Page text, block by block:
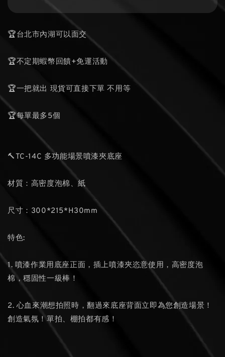
🏆台北市內湖可以面交
🏆不定期蝦幣回饋+免運活動
🏆一把就出 現貨可直接下單 不用等
🏆每單最多5個
🔨TC-14C 多功能場景噴漆夾底座
材質：高密度泡棉、紙
尺寸：300*215*H30mm
特色:
1. 噴漆作業用底座正面，插上噴漆夾恣意使用，高密度泡
棉，穩固性一級棒！
2. 心血來潮想拍照時，翻過來底座背面立即為您創造場景！
創造氣氛！單拍、棚拍都有感！